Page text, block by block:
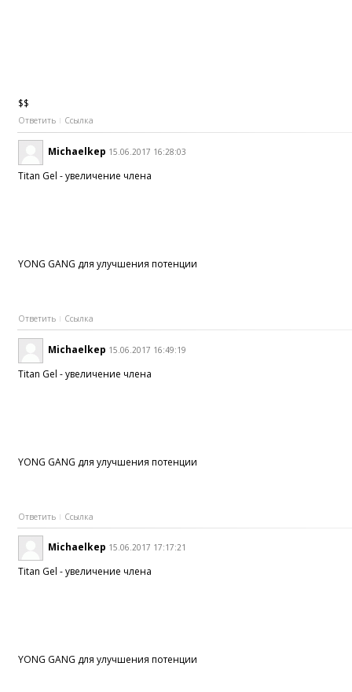
$$
Ответить Ссылка
Michaelkep 15.06.2017 16:28:03
Titan Gel - увеличение члена
YONG GANG для улучшения потенции
Ответить Ссылка
Michaelkep 15.06.2017 16:49:19
Titan Gel - увеличение члена
YONG GANG для улучшения потенции
Ответить Ссылка
Michaelkep 15.06.2017 17:17:21
Titan Gel - увеличение члена
YONG GANG для улучшения потенции